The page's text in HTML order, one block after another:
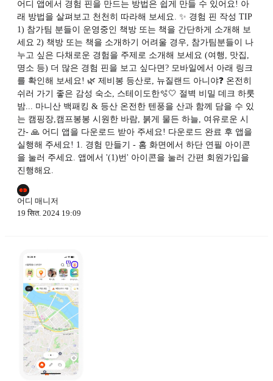
어디 앱에서 경험 핀을 만드는 방법은 쉽게 만들 수 있어요! 아
래 방법을 살펴보고 천천히 따라해 보세요. ✨ 경험 핀 작성 TIP
1) 참가팀 분들이 운영중인 책방 또는 책을 간단하게 소개해 보
세요 2) 책방 또는 책을 소개하기 어려울 경우, 참가팀분들이 나
누고 싶은 다채로운 경험을 주제로 소개해 보세요 (여행, 맛집,
명소 등) 더 많은 경험 핀을 보고 싶다면? 모바일에서 아래 링크
를 확인해 보세요! 🌿 제비봉 등산로, 뉴질랜드 아니야❓ 온전히
쉬러 가기 좋은 감성 숙소, 스테이도한🫧🤍 절벽 비밀 데크 하룻
밤... 마니산 백패킹 & 등산 온전한 텐풍을 산과 함께 담을 수 있
는 캠핑장,캠프봉봉 시원한 바람, 붉게 물든 하늘, 여유로운 시
간- 🙏 어디 앱을 다운로드 받아 주세요! 다운로드 완료 후 앱을
실행해 주세요! 1. 경험 만들기 - 홈 화면에서 하단 연필 아이콘
을 눌러 주세요. 앱에서 '(1)번' 아이콘을 눌러 간편 회원가입을
진행해요.
어디 매니저
19 सित. 2024 19:09